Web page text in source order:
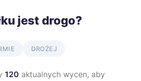
jest drogo?
DROŻEJ
120 aktualnych wycen, aby